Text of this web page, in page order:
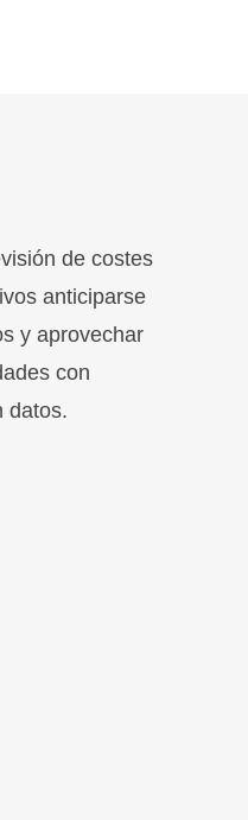
de costes
anticiparse
y aprovechar
con
datos.